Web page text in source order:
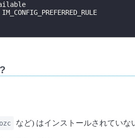
など) はインストールされていな